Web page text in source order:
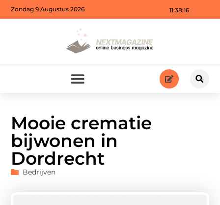
11:38:18
Zondag 9 Augustus 2026
Mooie crematie
bijwonen in
Dordrecht
Bedrijven